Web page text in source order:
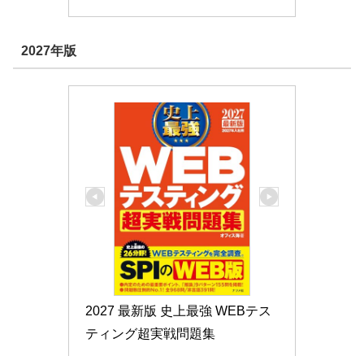
2027年版
2027 最新版 史上最強 WEBテス
ティング超実戦問題集